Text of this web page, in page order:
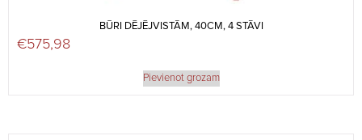
BŪRI DĒJĒJVISTĀM, 40CM, 4 STĀVI
€575,98
Pievienot grozam